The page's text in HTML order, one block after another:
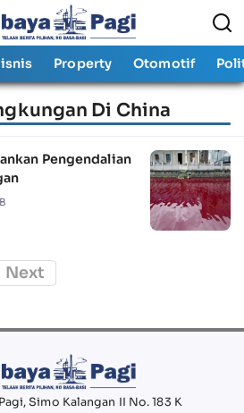
Property Otomotif
Di China
Pengendalian
Next
Simo Kalangan II No. 183 K